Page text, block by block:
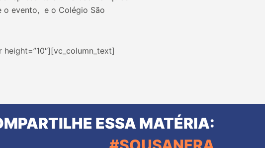
o evento, e o Colégio São
ESSA MATÉRIA: